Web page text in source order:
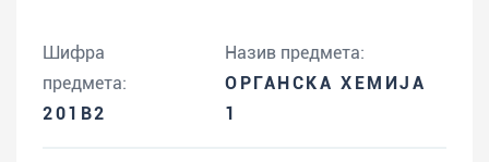
Шифра
предмета:
201B2
Назив предмета:
ОРГАНСКА ХЕМИЈА
1